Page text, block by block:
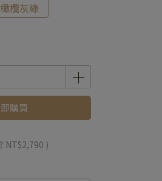
橄欖灰綠
購買
NT$2,790 )